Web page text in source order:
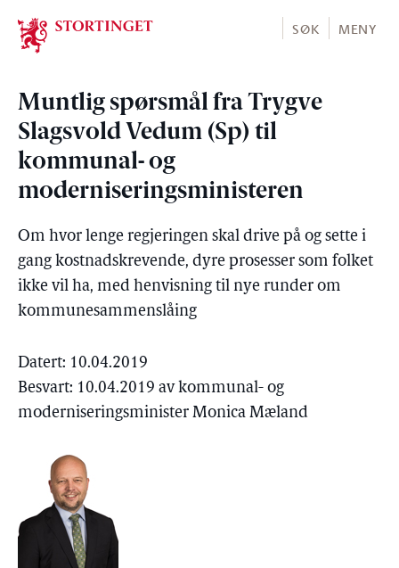
Stortinget.no
SØK MENY
Muntlig spørsmål fra Trygve
Slagsvold Vedum (Sp) til
kommunal- og
moderniseringsministeren
Om hvor lenge regjeringen skal drive på og sette i
gang kostnadskrevende, dyre prosesser som folket
ikke vil ha, med henvisning til nye runder om
kommunesammenslåing
Datert: 10.04.2019
Besvart: 10.04.2019 av kommunal- og
moderniseringsminister Monica Mæland